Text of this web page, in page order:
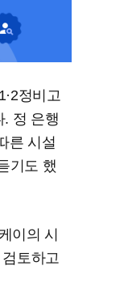
정비고
. 정 은행
른 시설
기도 했
이의 시
토하고